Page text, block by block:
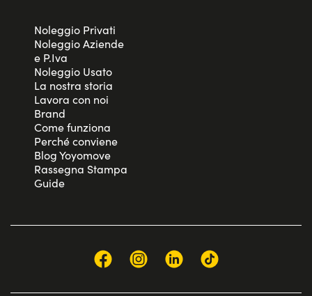
Noleggio Privati
Noleggio Aziende
e P.Iva
Noleggio Usato
La nostra storia
Lavora con noi
Brand
Come funziona
Perché conviene
Blog Yoyomove
Rassegna Stampa
Guide